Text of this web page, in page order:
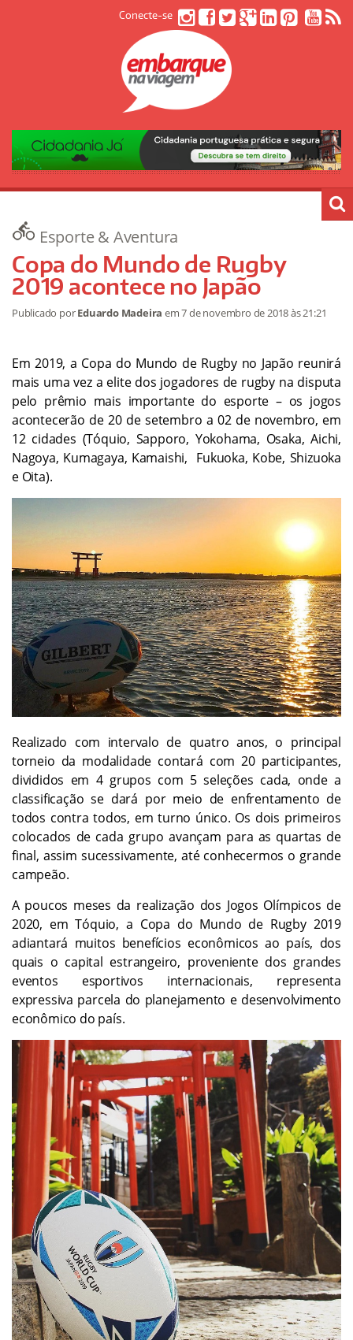
Conecte-se
Esporte & Aventura
Copa do Mundo de Rugby
2019 acontece no Japão
Publicado porEduardo Madeira em7 de novembro de 2018às 21:21
Em 2019, a Copa do Mundo de Rugby no Japão reunirá
mais uma vez a elite dos jogadores de rugby na disputa
pelo prêmio mais importante do esporte – os jogos
acontecerão de 20 de setembro a 02 de novembro, em
12 cidades (Tóquio, Sapporo, Yokohama, Osaka, Aichi,
Nagoya, Kumagaya, Kamaishi, Fukuoka, Kobe, Shizuoka
e Oita).
Realizado com intervalo de quatro anos, o principal
torneio da modalidade contará com 20 participantes,
divididos em 4 grupos com 5 seleções cada, onde a
classificação se dará por meio de enfrentamento de
todos contra todos, em turno único. Os dois primeiros
colocados de cada grupo avançam para as quartas de
final, assim sucessivamente, até conhecermos o grande
campeão.
A poucos meses da realização dos Jogos Olímpicos de
2020, em Tóquio, a Copa do Mundo de Rugby 2019
adiantará muitos benefícios econômicos ao país, dos
quais o capital estrangeiro, proveniente dos grandes
eventos esportivos internacionais, representa
expressiva parcela do planejamento e desenvolvimento
econômico do país.